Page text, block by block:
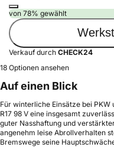
von 78% gewählt
Verkauf durch CHECK24
18 Optionen ansehen
Auf einen Blick
Für winterliche Einsätze bei PKW
R17 98 V eine insgesamt
guter Nasshaftung und
angenehm leise Abrollverhalten
Bremswege seine